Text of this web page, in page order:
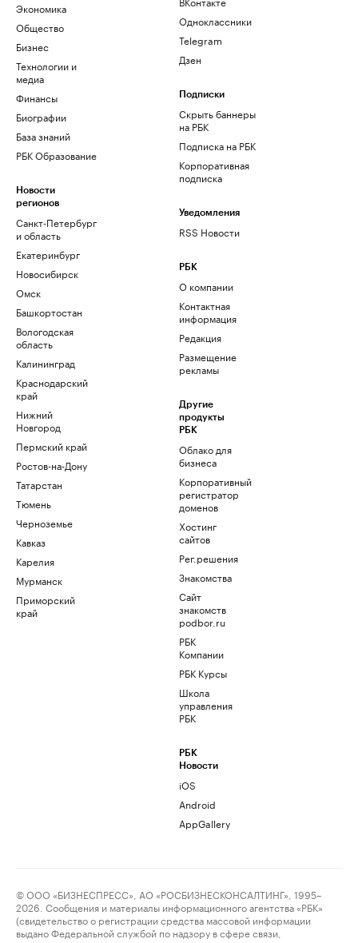
Экономика
Общество
Бизнес
Технологии и
медиа
Финансы
Биографии
База знаний
РБК Образование
Новости
регионов
Санкт-Петербург
и область
Екатеринбург
Новосибирск
Омск
Башкортостан
Вологодская
область
Калининград
Краснодарский
край
Нижний
Новгород
Пермский край
Ростов-на-Дону
Татарстан
Тюмень
Черноземье
Кавказ
Карелия
Мурманск
Приморский
край
Одноклассники
Telegram
Дзен
Подписки
Скрыть баннеры
на РБК
Подписка на РБК
Корпоративная
подписка
Уведомления
RSS Новости
РБК
О компании
Контактная
информация
Редакция
Размещение
рекламы
Другие
продукты
РБК
Облако для
бизнеса
Корпоративный
регистратор
доменов
Хостинг
сайтов
Рег.решения
Знакомства
Сайт
знакомств
podbor.ru
РБК
Компании
РБК Курсы
Школа
управления
РБК
РБК
Новости
iOS
Android
AppGallery
© ООО «БИЗНЕСПРЕСС», АО «РОСБИЗНЕСКОНСАЛТИНГ», 1995–
2026. Сообщения и материалы информационного агентства «РБК»
(свидетельство о регистрации средства массовой информации
выдано Федеральной службой по надзору в сфере связи,